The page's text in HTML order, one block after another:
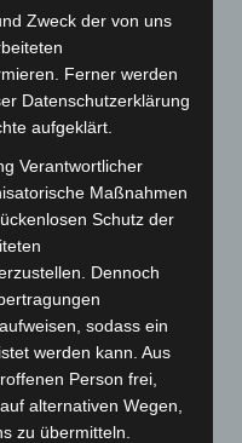
schnell eingedämmt
21 neue
beim Roten
über
Zeugen
bei Bagger-Unfall
Zweck der von uns
Ferner werden
Datenschutzerklärung
aufgeklärt.
Verantwortlicher
Maßnahmen
Schutz der
Dennoch
sodass ein
werden kann. Aus
Person frei,
alternativen Wegen,
zu übermitteln.